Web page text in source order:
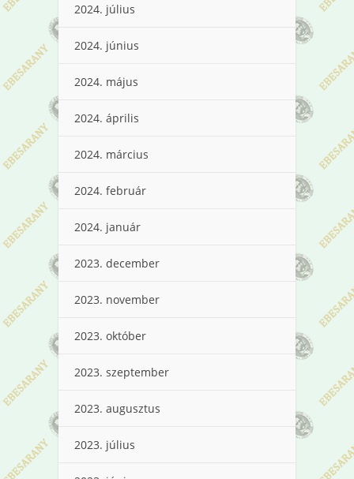
2024. július
2024. június
2024. május
2024. április
2024. március
2024. február
2024. január
2023. december
2023. november
2023. október
2023. szeptember
2023. augusztus
2023. július